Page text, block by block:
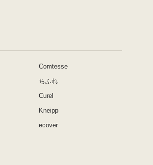
Comtesse
ちふれ
Curel
Kneipp
ecover